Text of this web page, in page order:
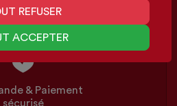
REFUSER
ACCEPTER
& Paiement
sécurisé